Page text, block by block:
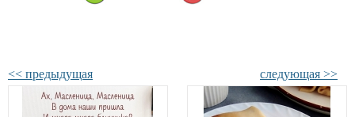
<< предыдущая следующая >>